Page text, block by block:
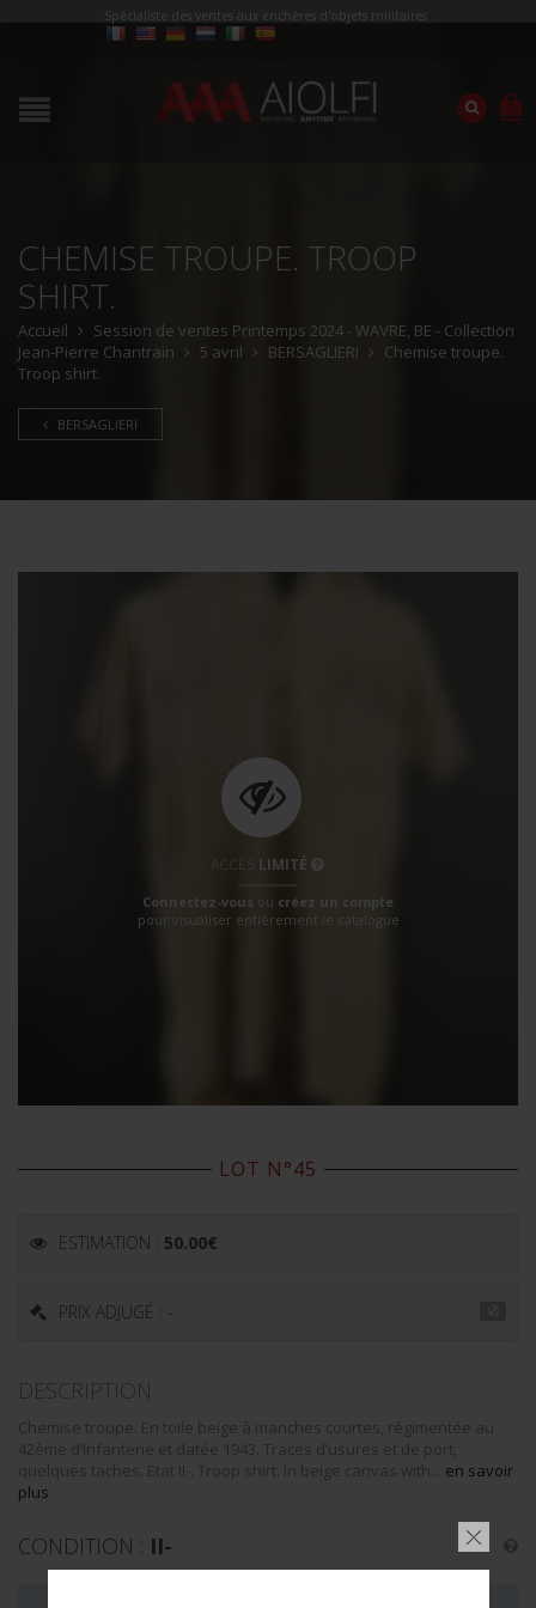
Spécialiste des ventes aux enchères d'objets militaires
CHEMISE TROUPE. TROOP
SHIRT.
Accueil
Session de ventes Printemps 2024 - WAVRE, BE - Collection
Jean-Pierre Chantrain
5 avril BERSAGLIERI
Chemise troupe.
Troop shirt.
BERSAGLIERI
ACCÈS LIMITÉ
Connectez-vous ou créez un compte
pour visualiser entièrement le catalogue
LOT N°45
ESTIMATION : 50.00€
PRIX ADJUGÉ : -
DESCRIPTION
Chemise troupe. En toile beige à manches courtes, régimentée au
42ème d’Infanterie et datée 1943. Traces d’usures et de port,
quelques taches. Etat II-. Troop shirt. In beige canvas with... en savoir
plus
CONDITION : II-